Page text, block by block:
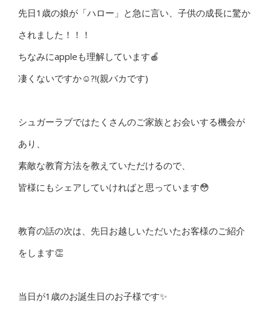
先日1歳の娘が「ハロー」と急に言い、子供の成長に驚か
されました！！！
ちなみにappleも理解しています🍎
凄くないですか☺?!(親バカです)
シュガーラブではたくさんのご家族とお会いする機会が
あり、
素敵な教育方法を教えていただけるので、
皆様にもシェアしていければと思っています😳
教育の話の次は、先日お越しいただいたお客様のご紹介
をします👏
当日が1歳のお誕生日のお子様です✨